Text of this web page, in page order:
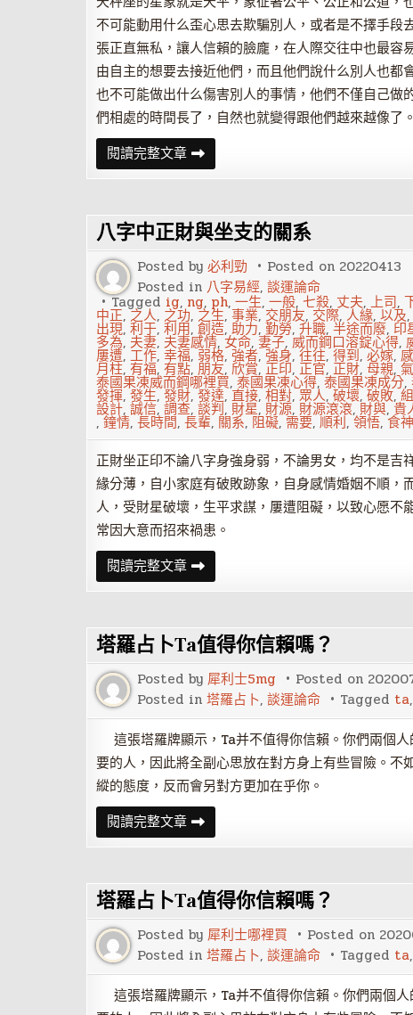
不可能動用什么歪心思去欺騙別人，或者是不擇手
張正直無私，讓人信賴的臉龐，在人際交往中也最
由自主的想要去接近他們，而且他們說什么別人也都
也不可能做出什么傷害別人的事情，他們不僅自己
們相處的時間長了，自然也就變得跟他們越來越像了。
閱讀完整文章三
觀
很
值
得
讓
人
信
賴
的
星
座
八字中正財與坐支的關系
Posted by 必利勁 Posted on 20220413
Posted in 八字易經, 談運論命
Tagged ig, ng, ph, 一生, 一般, 七殺, 丈夫, 上司,
中正,之人, 之功,之生,事業,交朋友, 交際, 人緣, 以及,
出現, 利于, 利用, 創造, 助力, 勤勞,升職, 半途而廢, 印
多為, 夫妻, 夫妻感情,女命,妻子,威而鋼口溶錠心得,
屢遭, 工作, 幸福,弱格,強者,強身,往往,得到,必嫁,
月柱, 有福, 有點, 朋友, 欣賞, 正印, 正官, 正財, 母親,
泰國果凍威而鋼哪裡買,泰國果凍心得,泰國果凍成分,
發揮,發生,發財,發達,直接,相對,眾人,破壞, 破敗,
設計, 誠信, 調查, 談判, 財星, 財源, 財源滾滾,財與,貴
,鐘情,長時間, 長輩, 關系, 阻礙,需要,順利,領悟,食神
正財坐正印不論八字身強身弱，不論男女，均不是
緣分薄，自小家庭有破敗跡象，自身感情婚姻不順
人，受財星破壞，生平求謀，屢遭阻礙，以致心愿
常因大意而招來禍患。
閱讀完整文章八
字
中
與
坐
支
的
關
系
塔羅占卜Ta值得你信賴嗎？
Posted by 犀利士5mg Posted on
Posted in 塔羅占卜, 談運論命 Tagged ta,
這張塔羅牌顯示，Ta并不值得你信賴。你們兩個
要的人，因此將全副心思放在對方身上有些冒險。
縱的態度，反而會另對方更加在乎你。
閱讀完整文章塔
羅
占
值
得
你
信
賴
嗎？
塔羅占卜Ta值得你信賴嗎？
Posted by 犀利士哪裡買 Posted on
Posted in 塔羅占卜, 談運論命 Tagged ta,
這張塔羅牌顯示，Ta并不值得你信賴。你們兩個